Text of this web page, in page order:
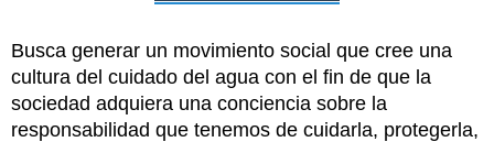
Busca generar un movimiento social que cree una
cultura del cuidado del agua con el fin de que la
sociedad adquiera una conciencia sobre la
responsabilidad que tenemos de cuidarla, protegerla,